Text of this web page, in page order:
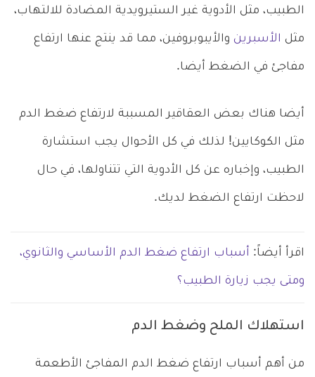
الطبيب، مثل الأدوية غير الستيرويدية المضادة للالتهاب،
مثل الأسبرين والأيبوبروفين، مما قد ينتج عنها ارتفاع
مفاجئ في الضغط أيضا.
أيضا هناك بعض العقاقير المسببة لارتفاع ضغط الدم
مثل الكوكايين! لذلك في كل الأحوال يجب استشارة
الطبيب، وإخباره عن كل الأدوية التي تتناولها، في حال
لاحظت ارتفاع الضغط لديك.
اقرأ أيضاً: أسباب ارتفاع ضغط الدم الأساسي والثانوي،
ومتى يجب زيارة الطبيب؟
استهلاك الملح وضغط الدم
من أهم أسباب ارتفاع ضغط الدم المفاجئ الأطعمة